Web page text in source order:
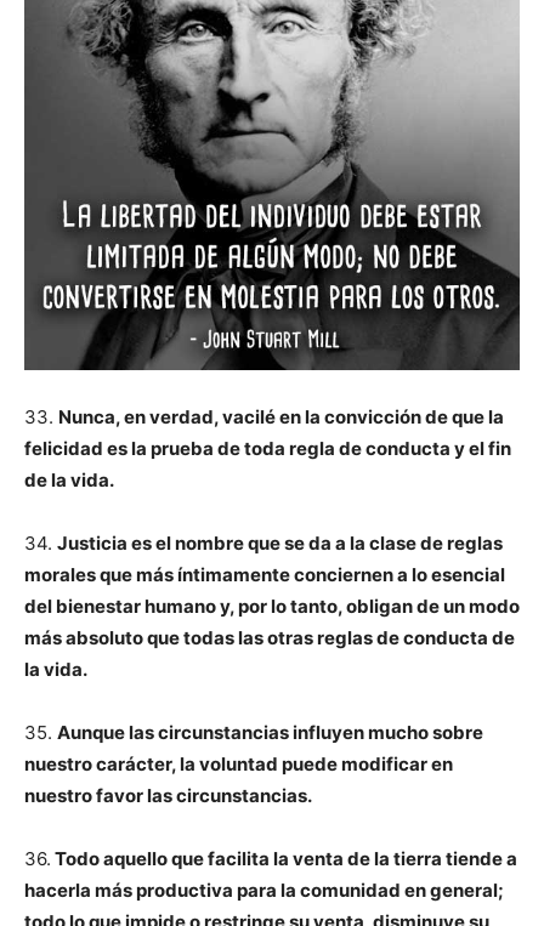
33. Nunca, en verdad, vacilé en la convicción de que la
felicidad es la prueba de toda regla de conducta y el fin
de la vida.
34. Justicia es el nombre que se da a la clase de reglas
morales que más íntimamente conciernen a lo esencial
del bienestar humano y, por lo tanto, obligan de un modo
más absoluto que todas las otras reglas de conducta de
la vida.
35. Aunque las circunstancias influyen mucho sobre
nuestro carácter, la voluntad puede modificar en
nuestro favor las circunstancias.
36. Todo aquello que facilita la venta de la tierra tiende a
hacerla más productiva para la comunidad en general;